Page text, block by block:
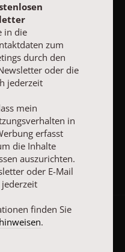
Link in Newsletter oder E-
ausschalten.
finden Sie in unseren
.
JETZT ANMELDEN
in die
zum
durch den
oder die
jederzeit
mein
in
erfasst
die Inhalte
auszurichten.
oder E-Mail
finden Sie
.